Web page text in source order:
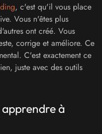
, c'est qu'il vous place
Vous n'êtes plus
ont créé. Vous
corrige et améliore. Ce
C'est exactement ce
juste avec des outils
à